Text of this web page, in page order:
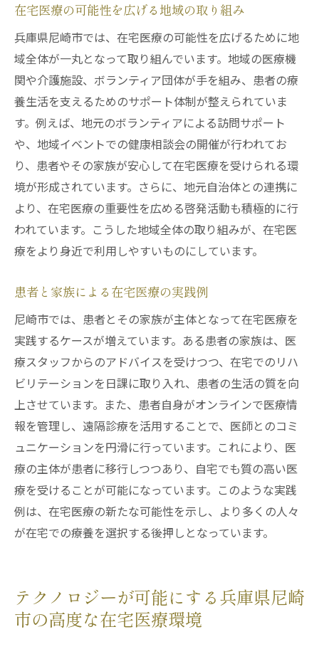
在宅医療の可能性を広げる地域の取り組み
兵庫県尼崎市では、在宅医療の可能性を広げるために地
域全体が一丸となって取り組んでいます。地域の医療機
関や介護施設、ボランティア団体が手を組み、患者の療
養生活を支えるためのサポート体制が整えられていま
す。例えば、地元のボランティアによる訪問サポート
や、地域イベントでの健康相談会の開催が行われてお
り、患者やその家族が安心して在宅医療を受けられる環
境が形成されています。さらに、地元自治体との連携に
より、在宅医療の重要性を広める啓発活動も積極的に行
われています。こうした地域全体の取り組みが、在宅医
療をより身近で利用しやすいものにしています。
患者と家族による在宅医療の実践例
尼崎市では、患者とその家族が主体となって在宅医療を
実践するケースが増えています。ある患者の家族は、医
療スタッフからのアドバイスを受けつつ、在宅でのリハ
ビリテーションを日課に取り入れ、患者の生活の質を向
上させています。また、患者自身がオンラインで医療情
報を管理し、遠隔診療を活用することで、医師とのコミ
ュニケーションを円滑に行っています。これにより、医
療の主体が患者に移行しつつあり、自宅でも質の高い医
療を受けることが可能になっています。このような実践
例は、在宅医療の新たな可能性を示し、より多くの人々
が在宅での療養を選択する後押しとなっています。
テクノロジーが可能にする兵庫県尼崎
市の高度な在宅医療環境